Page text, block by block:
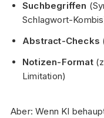
Suchbegriffen
Schlagwort-
Abstract-Checks
Notizen-Format
Limitation)
Aber: Wenn KI